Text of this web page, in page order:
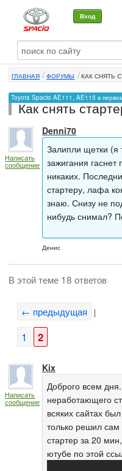
Вход
О машине
Автоклуб
Форумы
Сервисы и услуги
Новости
ГЛАВНАЯ ФОРУМЫ КАК СНЯТЬ
Toyota Spacio AE111, AE115 в
Как снять
Написать
сообщение
Denni70
Залипли щетки (я
зажигания
никаких.
стартеру, лафа
знаю. Снизу не
нибудь снимал?
Денис
В этой теме 18 ответов
← предыдущая |
1 2
Написать
сообщение
Kix
Доброго всем
неработающего
всяких сайтах
только решил
стартер за 20
ютубе по этой